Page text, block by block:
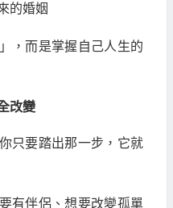
的婚姻
，而是掌握自己人生的
改變
只要踏出那一步，它就
有伴侶、想要改變孤單